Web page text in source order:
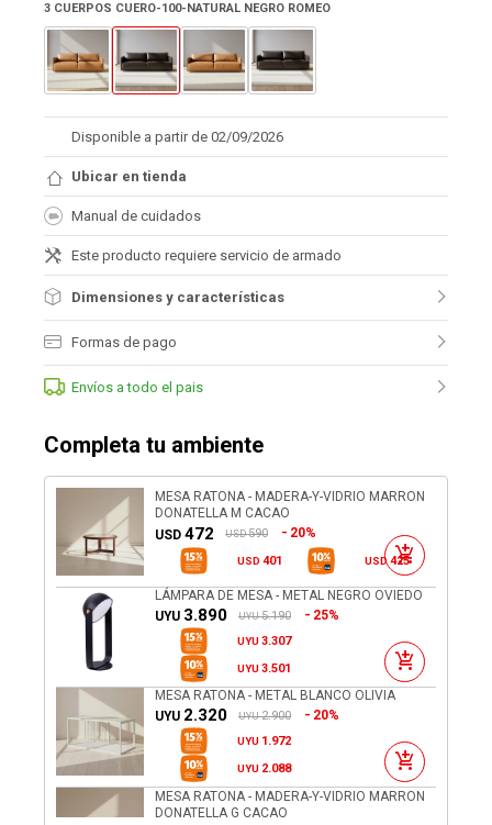
3 CUERPOS CUERO-100-NATURAL NEGRO ROMEO
Disponible a partir de 02/09/2026
Ubicar en tienda
Manual de cuidados
Este producto requiere servicio de armado
Dimensiones y características
Formas de pago
Envíos a todo el pais
Completa tu ambiente
MESA RATONA - MADERA-Y-VIDRIO MARRON
DONATELLA M CACAO
USD 472 USD 590 20%
USD 401 USD425
LÁMPARA DE MESA - METAL NEGRO OVIEDO
UYU 3.890 UYU 5.190 25%
UYU3.307
UYU3.501
MESA RATONA - METAL BLANCO OLIVIA
UYU 2.320 UYU 2.900 20%
UYU 1.972
UYU 2.088
MESA RATONA - MADERA-Y-VIDRIO MARRON
DONATELLA G CACAO